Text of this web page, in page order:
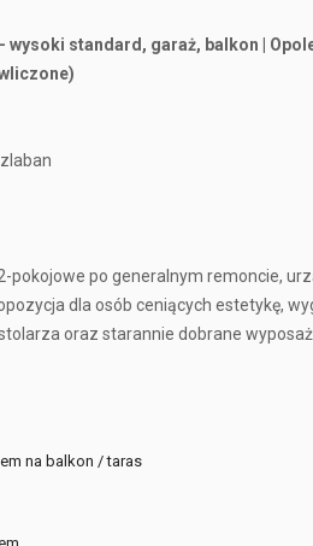
standard, garaż, balkon |
pokojowe po generalnym remoncie,
dla osób ceniących estetykę,
oraz starannie dobrane
na balkon / taras